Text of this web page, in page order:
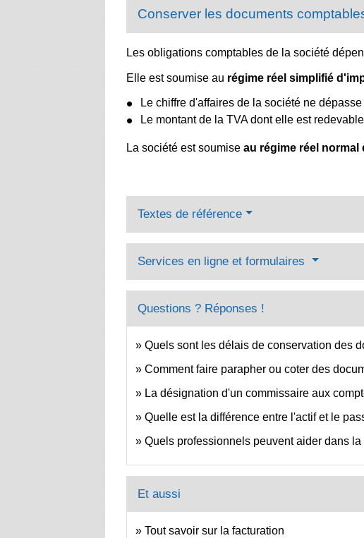
Conserver les documents
Les obligations comptables de la société
Elle est soumise au régime réel simplifié
Le chiffre d'affaires de la société ne
Le montant de la TVA dont elle est
La société est soumiseau régime réel
Textes de référence
Services en ligne et formulaires
Questions ? Réponses !
Quels sont les délais de conservation des
Comment faire parapher ou coter des
La désignation d'un commissaire aux
Quelle est la différence entre l'actif et le
Quels professionnels peuvent aider dans
Et aussi
Tout savoir sur la facturation